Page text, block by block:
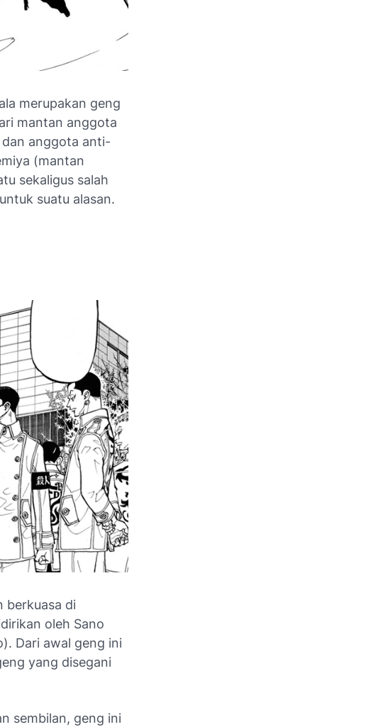
merupakan geng
mantan anggota
dan anggota anti-
(mantan
sekaligus salah
suatu alasan.
berkuasa di
oleh Sano
Dari awal geng ini
yang disegani
sembilan, geng ini